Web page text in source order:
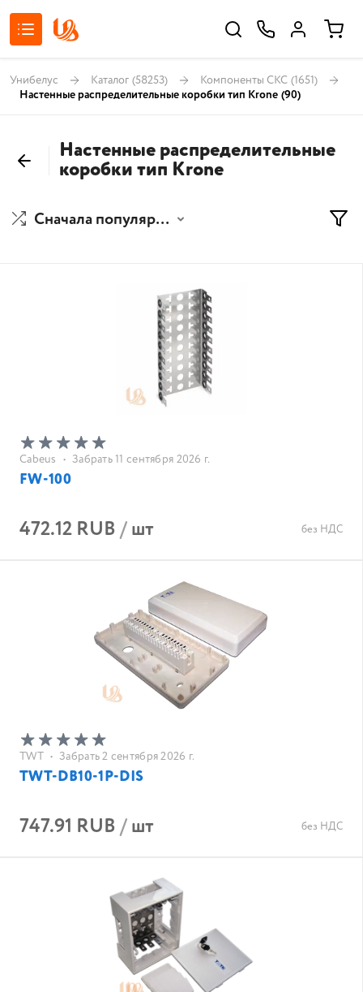
Унибелус Каталог (58253) Компоненты СКС (1651)
Настенные распределительные коробки тип Krone (90)
Настенные распределительные
коробки тип Krone
Сначала популярные
Cabeus • Забрать 11 сентября 2026 г.
FW-100
472.12 RUB/шт без НДС
TWT • Забрать 2 сентября 2026 г.
TWT-DB10-1P-DIS
747.91 RUB/шт без НДС